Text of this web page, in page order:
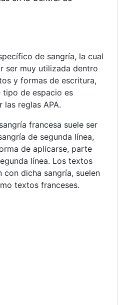
de sangría, la cual
ser muy utilizada dentro
y formas de escritura,
tipo de espacio es
las reglas APA.
francesa suele ser
de segunda línea,
de aplicarse, parte
línea. Los textos
con dicha sangría, suelen
textos franceses.